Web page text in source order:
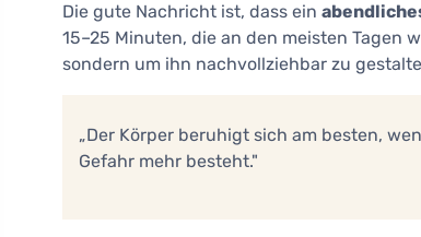
Die gute Nachricht ist, dass ein
15–25 Minuten, die an den meisten Tagen
sondern um ihn nachvollziehbar zu
„Der Körper beruhigt sich am besten,
Gefahr mehr besteht."